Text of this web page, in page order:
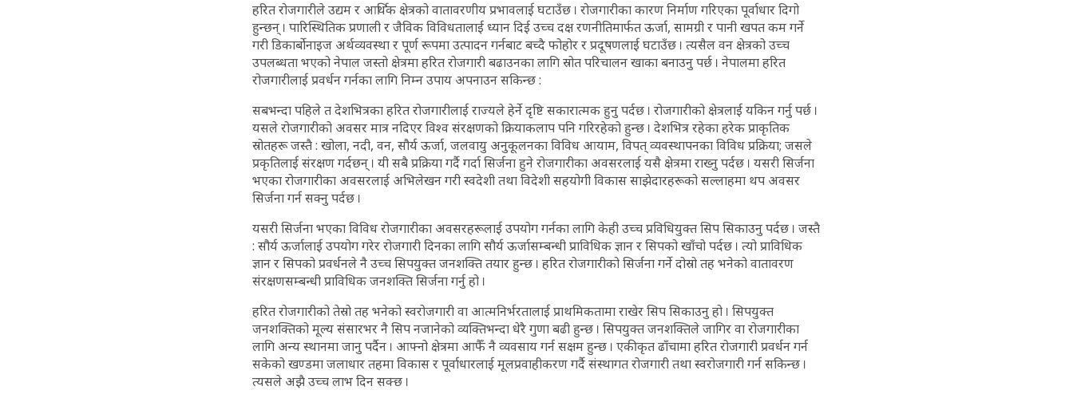
हरित रोजगारीले उद्यम र आर्थिक क्षेत्रको वातावरणीय प्रभावलाई घटाउँछ । रोजगारीका कारण निर्माण गरिएका पूर्वाधार दिगो
हुन्छन् । पारिस्थितिक प्रणाली र जैविक विविधतालाई ध्यान दिई उच्च दक्ष रणनीतिमार्फत ऊर्जा, सामग्री र पानी खपत कम गर्ने
गरी डिकार्बोनाइज अर्थव्यवस्था र पूर्ण रूपमा उत्पादन गर्नबाट बच्दै फोहोर र प्रदूषणलाई घटाउँछ । त्यसैल वन क्षेत्रको उच्च
उपलब्धता भएको नेपाल जस्तो क्षेत्रमा हरित रोजगारी बढाउनका लागि स्रोत परिचालन खाका बनाउनु पर्छ । नेपालमा हरित
रोजगारीलाई प्रवर्धन गर्नका लागि निम्न उपाय अपनाउन सकिन्छ :
सबभन्दा पहिले त देशभित्रका हरित रोजगारीलाई राज्यले हेर्ने दृष्टि सकारात्मक हुनु पर्दछ । रोजगारीको क्षेत्रलाई यकिन गर्नु पर्छ ।
यसले रोजगारीको अवसर मात्र नदिएर विश्व संरक्षणको क्रियाकलाप पनि गरिरहेको हुन्छ । देशभित्र रहेका हरेक प्राकृतिक
स्रोतहरू जस्तै : खोला, नदी, वन, सौर्य ऊर्जा, जलवायु अनुकूलनका विविध आयाम, विपत् व्यवस्थापनका विविध प्रक्रिया; जसले
प्रकृतिलाई संरक्षण गर्दछन् । यी सबै प्रक्रिया गर्दै गर्दा सिर्जना हुने रोजगारीका अवसरलाई यसै क्षेत्रमा राख्नु पर्दछ । यसरी सिर्जना
भएका रोजगारीका अवसरलाई अभिलेखन गरी स्वदेशी तथा विदेशी सहयोगी विकास साझेदारहरूको सल्लाहमा थप अवसर
सिर्जना गर्न सक्नु पर्दछ ।
यसरी सिर्जना भएका विविध रोजगारीका अवसरहरूलाई उपयोग गर्नका लागि केही उच्च प्रविधियुक्त सिप सिकाउनु पर्दछ । जस्तै
: सौर्य ऊर्जालाई उपयोग गरेर रोजगारी दिनका लागि सौर्य ऊर्जासम्बन्धी प्राविधिक ज्ञान र सिपको खाँचो पर्दछ । त्यो प्राविधिक
ज्ञान र सिपको प्रवर्धनले नै उच्च सिपयुक्त जनशक्ति तयार हुन्छ । हरित रोजगारीको सिर्जना गर्ने दोस्रो तह भनेको वातावरण
संरक्षणसम्बन्धी प्राविधिक जनशक्ति सिर्जना गर्नु हो ।
हरित रोजगारीको तेस्रो तह भनेको स्वरोजगारी वा आत्मनिर्भरतालाई प्राथमिकतामा राखेर सिप सिकाउनु हो । सिपयुक्त
जनशक्तिको मूल्य संसारभर नै सिप नजानेको व्यक्तिभन्दा धेरै गुणा बढी हुन्छ । सिपयुक्त जनशक्तिले जागिर वा रोजगारीका
लागि अन्य स्थानमा जानु पर्दैन । आफ्नो क्षेत्रमा आफैँ नै व्यवसाय गर्न सक्षम हुन्छ । एकीकृत ढाँचामा हरित रोजगारी प्रवर्धन गर्न
सकेको खण्डमा जलाधार तहमा विकास र पूर्वाधारलाई मूलप्रवाहीकरण गर्दै संस्थागत रोजगारी तथा स्वरोजगारी गर्न सकिन्छ ।
त्यसले अझै उच्च लाभ दिन सक्छ ।